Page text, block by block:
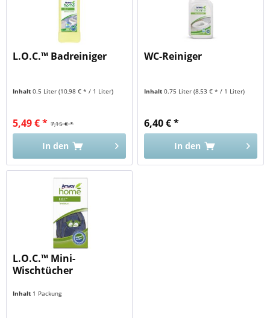
L.O.C.™ Badreiniger
Inhalt0.5 Liter(10,98 € * / 1 Liter)
7,15 € *
5,49 € *
In den
WC-Reiniger
Inhalt0.75 Liter(8,53 € * / 1 Liter)
6,40 € *
In den
L.O.C.™ Mini-
Wischtücher
Inhalt 1 Packung